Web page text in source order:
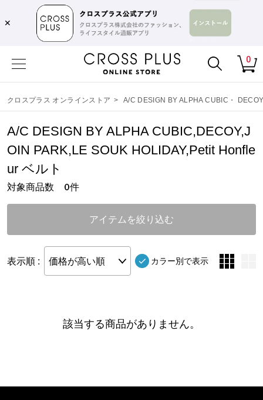
✕
0
クロスプラス オンラインストア > A/C DESIGN BY ALPHA CUBIC ・
対象商品数 0件
A/C DESIGN BY ALPHA CUBIC,DECOY,J
OIN PARK,LE SOUK HOLIDAY,Petit Honfle
ur ベルト
アイテムを絞り込む
表示順 : 価格が高い順 カラー別で表示
該当する商品がありません。